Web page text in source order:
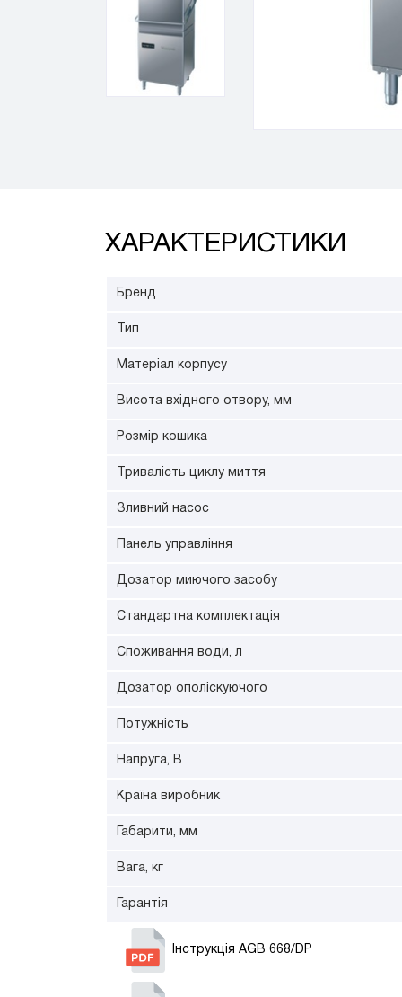
ХАРАКТЕРИСТИКИ
Бренд
Тип
Матеріал корпусу
Висота вхідного отвору, мм
Розмір кошика
Тривалість циклу миття
Зливний насос
Панель управління
Дозатор миючого засобу
Стандартна комплектація
Споживання води, л
Дозатор ополіскуючого
Потужність
Напруга, В
Країна виробник
Габарити, мм
Вага, кг
Гарантія
Інструкція AGB 668/DP